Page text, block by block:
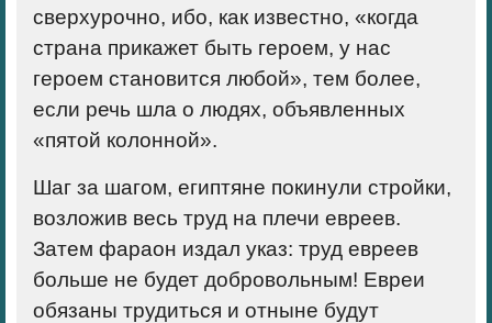
сверхурочно, ибо, как известно, «когда
страна прикажет быть героем, у нас
героем становится любой», тем более,
если речь шла о людях, объявленных
«пятой колонной».
Шаг за шагом, египтяне покинули стройки,
возложив весь труд на плечи евреев.
Затем фараон издал указ: труд евреев
больше не будет добровольным! Евреи
обязаны трудиться и отныне будут